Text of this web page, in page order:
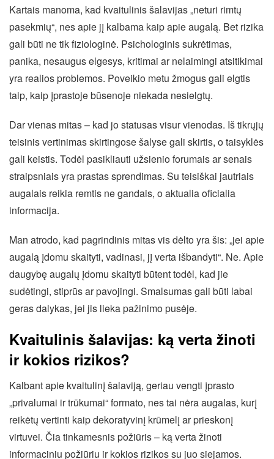
Kartais manoma, kad kvaitulinis šalavijas „neturi rimtų
pasekmių“, nes apie jį kalbama kaip apie augalą. Bet rizika
gali būti ne tik fiziologinė. Psichologinis sukrėtimas,
panika, nesaugus elgesys, kritimai ar nelaimingi atsitikimai
yra realios problemos. Poveikio metu žmogus gali elgtis
taip, kaip įprastoje būsenoje niekada nesielgtų.
Dar vienas mitas – kad jo statusas visur vienodas. Iš tikrųjų
teisinis vertinimas skirtingose šalyse gali skirtis, o taisyklės
gali keistis. Todėl pasikliauti užsienio forumais ar senais
straipsniais yra prastas sprendimas. Su teisiškai jautriais
augalais reikia remtis ne gandais, o aktualia oficialia
informacija.
Man atrodo, kad pagrindinis mitas vis dėlto yra šis: „jei apie
augalą įdomu skaityti, vadinasi, jį verta išbandyti“. Ne. Apie
daugybę augalų įdomu skaityti būtent todėl, kad jie
sudėtingi, stiprūs ar pavojingi. Smalsumas gali būti labai
geras dalykas, jei jis lieka pažinimo pusėje.
Kvaitulinis šalavijas: ką verta žinoti
ir kokios rizikos?
Kalbant apie kvaitulinį šalaviją, geriau vengti įprasto
„privalumai ir trūkumai“ formato, nes tai nėra augalas, kurį
reikėtų vertinti kaip dekoratyvinį krūmelį ar prieskonį
virtuvei. Čia tinkamesnis požiūris – ką verta žinoti
informaciniu požiūriu ir kokios rizikos su juo siejamos.